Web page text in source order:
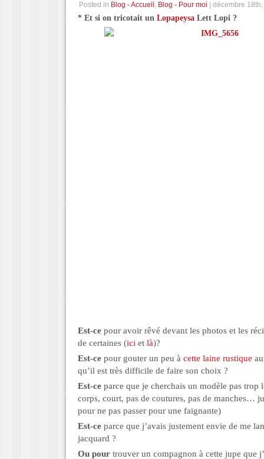
Posted in Blog - Accueil , Blog - Pour moi | décembre
* Et si on tricotait un Lopapeysa Lett Lopi ?
Est-ce pour avoir rêvé devant les photos et les
de certaines (ici et là)?
Est-ce pour gouter un peu à cette laine rustique
qu’il est très difficile de faire son choix ?
Est-ce parce que je cherchais un modèle pas trop
corps, court, pas de coutures, pas de manches…
pour ne pas passer pour une faignante)
Est-ce parce que j’avais justement envie de me
jacquard ?
Ou pour trouver un compagnon à cette jupe que